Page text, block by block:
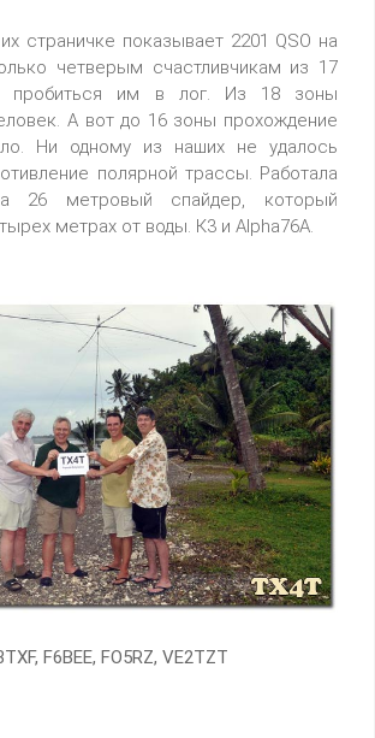
страничке показывает 2201 QSO на
четверым счастливчикам из 17
пробиться им в лог. Из 18 зоны
А вот до 16 зоны прохождение
Ни одному из наших не удалось
полярной трассы. Работала
26 метровый спайдер, который
метрах от воды. К3 и Alpha76A.
F6BEE, FO5RZ, VE2TZT